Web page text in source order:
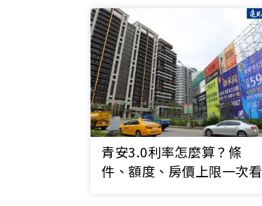
青安3.0利率怎麼算？條
件、額度、房價上限一次看